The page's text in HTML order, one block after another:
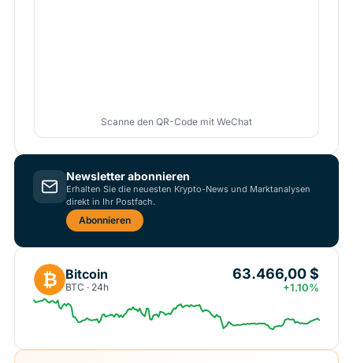
Scanne den QR-Code mit WeChat
Newsletter abonnieren
Erhalten Sie die neuesten Krypto-News und Marktanalysen
direkt in Ihr Postfach.
Abonnieren
₿ Bitcoin
BTC · 24h
63.466,00 $
+1.10%